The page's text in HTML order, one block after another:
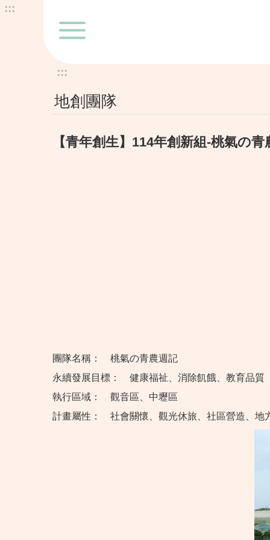
跳到主要內容區塊
:::
:::
地創團隊
【青年創生】114年創新組-桃氣の青
團隊名稱：
桃氣の青農週記
永續發展目標：
健康福祉、消除飢餓、教育品質
執行區域：
觀音區、中壢區
計畫屬性：
社會關懷、觀光休旅、社區營造、地